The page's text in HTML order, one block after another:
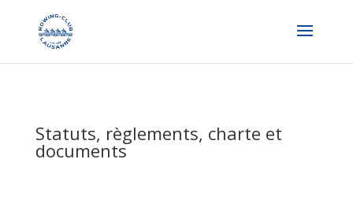
Statuts, règlements, charte et
documents